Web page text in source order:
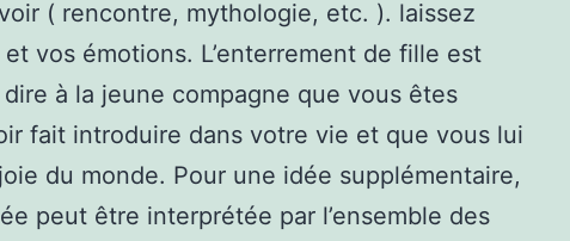
( rencontre, mythologie, etc. ). laissez
vos émotions. L’enterrement de fille est
dire à la jeune compagne que vous êtes
fait introduire dans votre vie et que vous lui
du monde. Pour une idée supplémentaire,
peut être interprétée par l’ensemble des